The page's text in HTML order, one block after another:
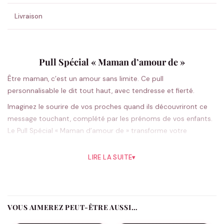
Livraison
Pull Spécial « Maman d’amour de »
Être maman, c’est un amour sans limite. Ce pull
personnalisable le dit tout haut, avec tendresse et fierté.
Imaginez le sourire de vos proches quand ils découvriront ce
message touchant, complété par les prénoms de vos enfants.
Le Pull Spécial « Maman d’amour de » transforme votre
classique unisexe s’adapte à toutes les silhouettes, tandis que
reflet authentique de votre rôle le plus précieux. La
LIRE LA SUITE▾
VOUS AIMEREZ PEUT-ÊTRE AUSSI…